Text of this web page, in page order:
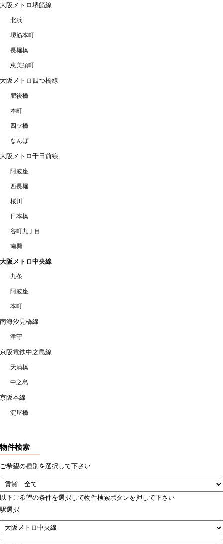
大阪メトロ堺筋線
北浜
堺筋本町
長堀橋
恵美須町
大阪メトロ四つ橋線
肥後橋
本町
四ツ橋
なんば
大阪メトロ千日前線
阿波座
西長堀
桜川
日本橋
谷町九丁目
南巽
大阪メトロ中央線
九条
阿波座
本町
南海汐見橋線
津守
京阪電鉄中之島線
天満橋
中之島
京阪本線
淀屋橋
物件検索
ご希望の種別を選択して下さい
以下ご希望の条件を選択して物件検索ボタンを押して下さい
駅選択